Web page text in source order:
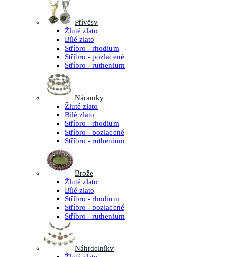
Přívěsy
Žluté zlato
Bílé zlato
Stříbro - rhodium
Stříbro - pozlacené
Stříbro - ruthenium
Náramky
Žluté zlato
Bílé zlato
Stříbro - rhodium
Stříbro - pozlacené
Stříbro - ruthenium
Brože
Žluté zlato
Bílé zlato
Stříbro - rhodium
Stříbro - pozlacené
Stříbro - ruthenium
Náhrdelníky